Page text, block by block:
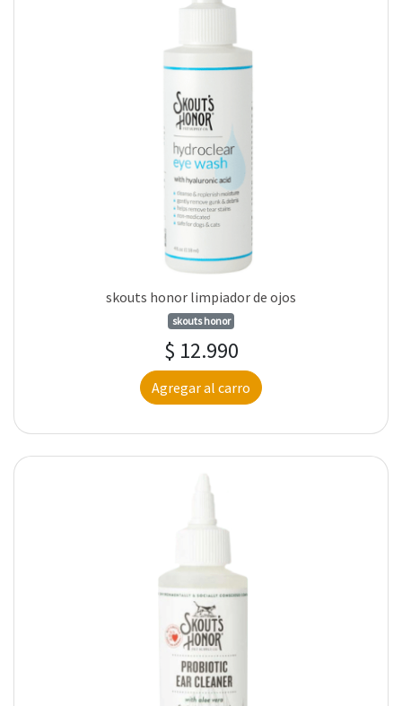
skouts honor limpiador de ojos
skouts honor
$ 12.990
Agregar al carro